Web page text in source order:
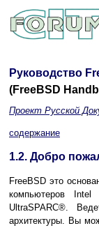
Руководство
(FreeBSD
Проект Русской
содержание
1.2. Добро
FreeBSD это
компьютеров
UltraSPARC®.
архитектуры. Вы